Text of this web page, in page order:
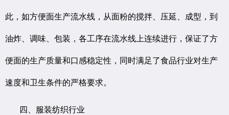
此，如方便面生产流水线，从面粉的搅拌、压延、成型，到
油炸、调味、包装，各工序在流水线上连续进行，保证了方
便面的生产质量和口感稳定性，同时满足了食品行业对生产
速度和卫生条件的严格要求。
四、服装纺织行业